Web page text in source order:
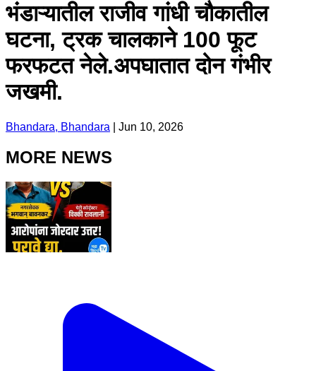
भंडाऱ्यातील राजीव गांधी चौकातील
घटना, ट्रक चालकाने 100 फूट
फरफटत नेले.अपघातात दोन गंभीर
जखमी.
Bhandara, Bhandara Jun 10, 2026
MORE NEWS